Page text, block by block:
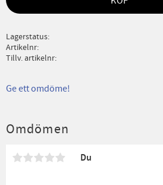
Lagerstatus
Artikelnr
Tillv. artikelnr
Ge ett omdöme!
Omdömen
Du